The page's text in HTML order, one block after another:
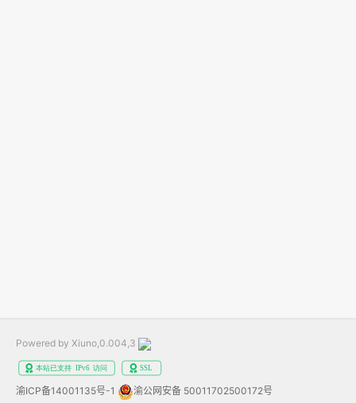
Powered by Xiuno,0.004,3
渝ICP备14001135号-1 渝公网安备 50011702500172号